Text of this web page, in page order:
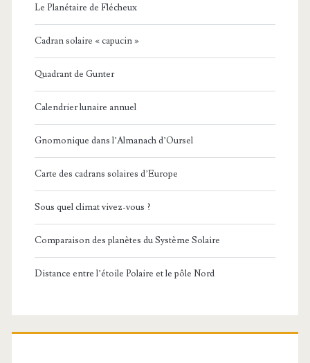
Le Planétaire de Flécheux
Cadran solaire « capucin »
Quadrant de Gunter
Calendrier lunaire annuel
Gnomonique dans l’Almanach d’Oursel
Carte des cadrans solaires d’Europe
Sous quel climat vivez-vous ?
Comparaison des planètes du Système Solaire
Distance entre l’étoile Polaire et le pôle Nord